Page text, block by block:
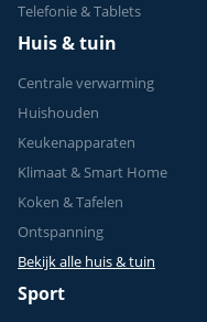
Telefonie & Tablets
Huis & tuin
Centrale verwarming
Huishouden
Keukenapparaten
Klimaat & Smart Home
Koken & Tafelen
Ontspanning
Bekijk alle huis & tuin
Sport